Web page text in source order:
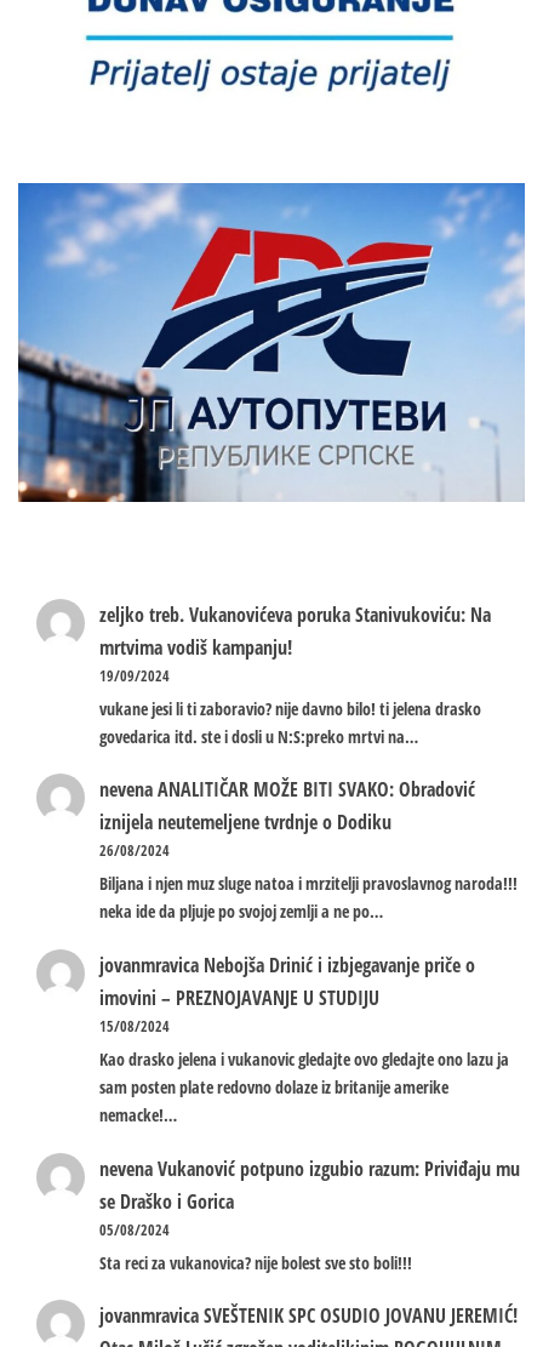
zeljko treb.Vukanovićeva poruka Stanivukoviću: Na
mrtvima vodiš kampanju!
19/09/2024
vukane jesi li ti zaboravio? nije davno bilo! ti jelena drasko
govedarica itd. ste i dosli u N:S:preko mrtvi na…
nevenaANALITIČAR MOŽE BITI SVAKO: Obradović
iznijela neutemeljene tvrdnje o Dodiku
26/08/2024
Biljana i njen muz sluge natoa i mrzitelji pravoslavnog naroda!!!
neka ide da pljuje po svojoj zemlji a ne po…
jovanmravica Nebojša Drinić i izbjegavanje priče o
imovini – PREZNOJAVANJE U STUDIJU
15/08/2024
Kao drasko jelena i vukanovic gledajte ovo gledajte ono lazu ja
sam posten plate redovno dolaze iz britanije amerike
nemacke!…
nevenaVukanović potpuno izgubio razum: Priviđaju mu
se Draško i Gorica
05/08/2024
Sta reci za vukanovica? nije bolest sve sto boli!!!
jovanmravicaSVEŠTENIK SPC OSUDIO JOVANU JEREMIĆ!